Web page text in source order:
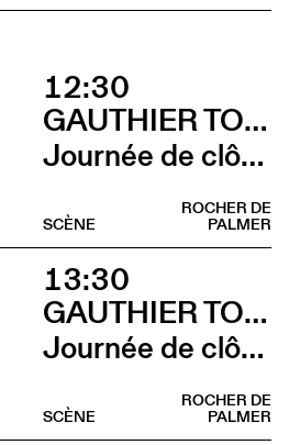
12:30
GAUTHIER TOUX TRIO / LOUIS JUCKER / YILIAN CAÑIZARES
Journée de clôture du FAB (Brunch)
ROCHER DE
PALMER
SCÈNE
13:30
GAUTHIER TOUX TRIO / LOUIS JUCKER / YILIAN CAÑIZARES
Journée de clôture du FAB (Sieste musicale)
ROCHER DE
PALMER
SCÈNE